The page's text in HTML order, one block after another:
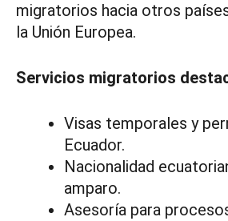
migratorios hacia otros
la Unión Europea.
Servicios migratorios
Visas temporales y
Ecuador.
Nacionalidad
amparo.
Asesoría para